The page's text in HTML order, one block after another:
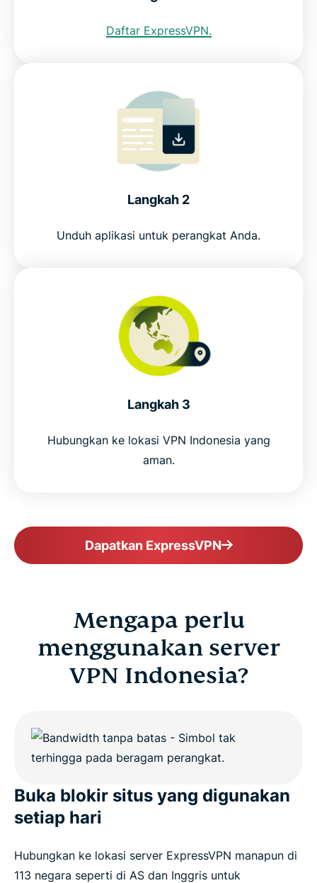
ExpressVPN untuk negara lainnya
Cari tahu mengapa ExpressVPN menjadi VPN yang
dipercaya warganet Indonesia
Get ExpressVPN for Indonesia in 3 steps
ExpressVPN vs. free Indonesia VPNs
Why choose ExpressVPN for Indonesia
Connect to our VPN server for Indonesia
Why millions choose ExpressVPN
ExpressVPN for all countries
Daftar ExpressVPN.
Langkah 2
Unduh aplikasi untuk perangkat Anda.
Langkah 3
Hubungkan ke lokasi VPN Indonesia yang
aman.
Dapatkan ExpressVPN
Mengapa perlu
menggunakan server
VPN Indonesia?
Buka blokir situs yang digunakan
setiap hari
Hubungkan ke lokasi server ExpressVPN manapun di
113 negara seperti di AS dan Inggris untuk